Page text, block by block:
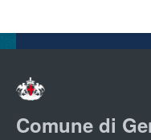
Comune di